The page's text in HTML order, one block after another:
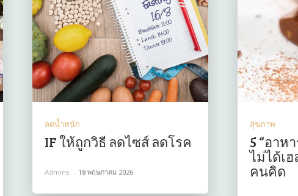
ลดน้ำหนัก
IF ให้ถูกวิธี ลดไซส์ ลดโรค
Admins - 18 พฤษภาคม 2026
สุขภาพ
5 “อาห
ไม่ได้เ
คนคิด